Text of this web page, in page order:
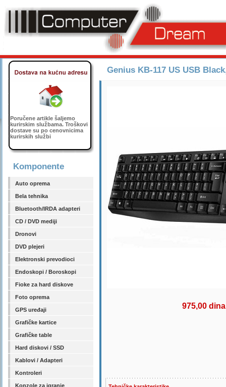
Poručene artikle šaljemo
kurirskim službama. Troškovi
dostave su po cenovnicima
kurirskih službi
Komponente
Auto oprema
Bela tehnika
Bluetooth/IRDA adapteri
CD / DVD mediji
Dronovi
DVD plejeri
Elektronski prevodioci
Endoskopi / Boroskopi
Fioke za hard diskove
Foto oprema
GPS uređaji
Grafičke kartice
Grafičke table
Hard diskovi / SSD
Kablovi / Adapteri
Kontroleri
Konzole za igranje
Genius KB-117 US USB
975,00